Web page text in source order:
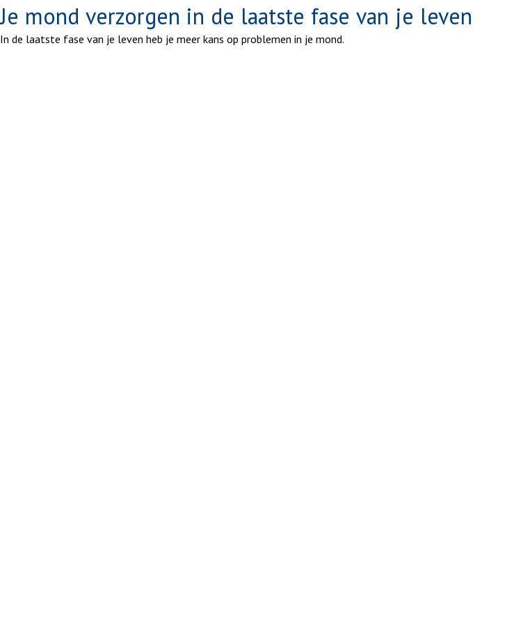
Je mond verzorgen in de laatste fase van je leven
In de laatste fase van je leven heb je meer kans op problemen in je mond.